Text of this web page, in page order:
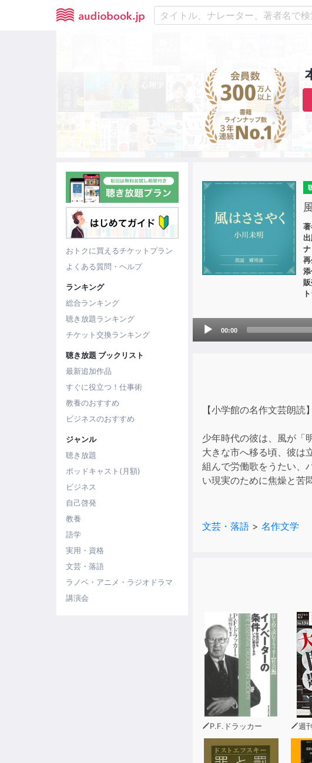
おトクに買えるチケットプラン
よくある質問・ヘルプ
ランキング
総合ランキング
聴き放題ランキング
チケット交換ランキング
聴き放題 ブックリスト
最新追加作品
すぐに役立つ！仕事術
教養のおすすめ
ビジネスのおすすめ
ジャンル
聴き放題
ポッドキャスト(月額)
ビジネス
自己啓発
教養
語学
実用・資格
文芸・落語
ラノベ・アニメ・ラジオドラマ
講演会
Audio
00:00
【小学館の名作文芸朗読】
少年時代の彼は、風が「
大きな市へ移る頃、彼は
組んで労働歌をうたい、
い現実のために焦燥と苦
文芸・落語 > 名作文学
P.F.ドラッカー 週